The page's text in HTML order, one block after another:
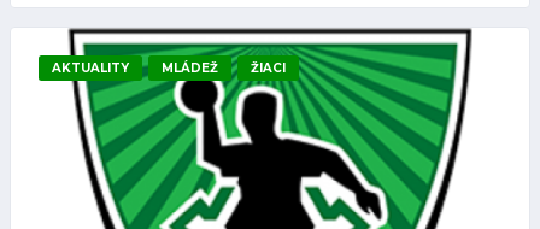
AKTUALITY MLÁDEŽ ŽIACI